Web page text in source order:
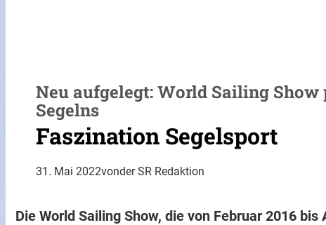
Neu aufgelegt: World Sailing
Segelns
Faszination Segelsport
31. Mai 2022vonder SR Redaktion
Die World Sailing Show, die von Februar 2016